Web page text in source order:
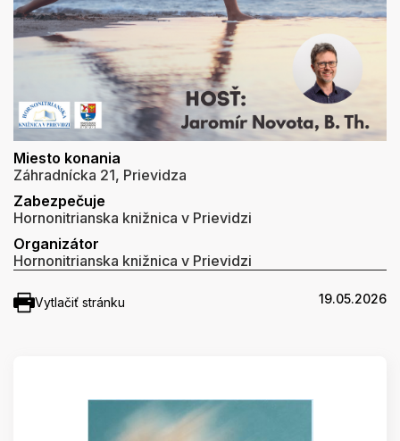
Miesto konania
Záhradnícka 21, Prievidza
Zabezpečuje
Hornonitrianska knižnica v Prievidzi
Organizátor
Hornonitrianska knižnica v Prievidzi
Vytlačiť stránku 19.05.2026